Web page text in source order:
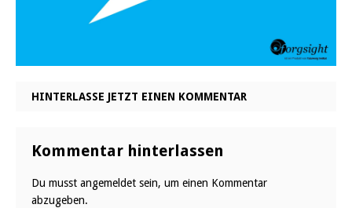
HINTERLASSE JETZT EINEN KOMMENTAR
Kommentar hinterlassen
Du musst angemeldet sein, um einen Kommentar
abzugeben.